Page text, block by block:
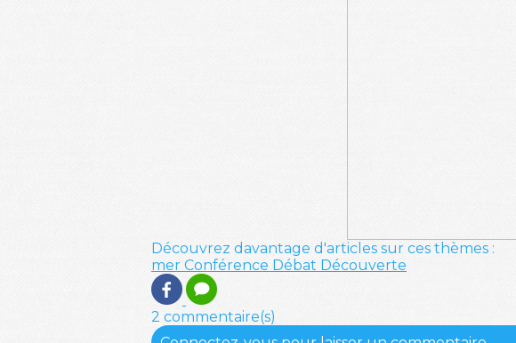
Découvrez davantage d'articles sur ces thèmes :
mer Conférence Débat Découverte
2 commentaire(s)